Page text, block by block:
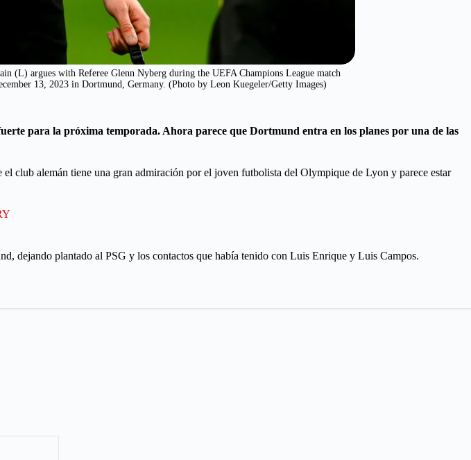
argues with Referee Glenn Nyberg during the UEFA Champions League match
13, 2023 in Dortmund, Germany. (Photo by Leon Kuegeler/Getty Images)
para la próxima temporada. Ahora parece que Dortmund entra en los planes por una de las
el club alemán tiene una gran admiración por el joven futbolista del Olympique de Lyon y parece estar
dejando plantado al PSG y los contactos que había tenido con Luis Enrique y Luis Campos.